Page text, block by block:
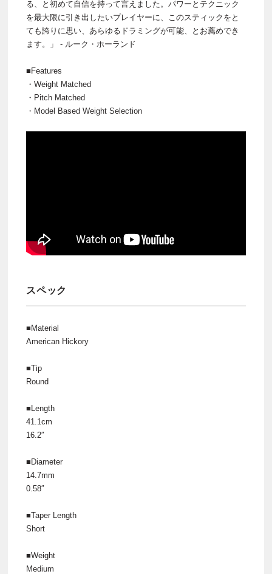
る、と初めて自信を持って言えました。パワーとテクニック
を最大限に引き出したいプレイヤーに、このスティックをと
ても誇りに思い、あらゆるドラミングが可能、とお薦めでき
ます。」 - ルーク・ホーランド
■Features
・Weight Matched
・Pitch Matched
・Model Based Weight Selection
スペック
■Material
American Hickory
■Tip
Round
■Length
41.1cm
16.2″
■Diameter
14.7mm
0.58″
■Taper Length
Short
■Weight
Medium